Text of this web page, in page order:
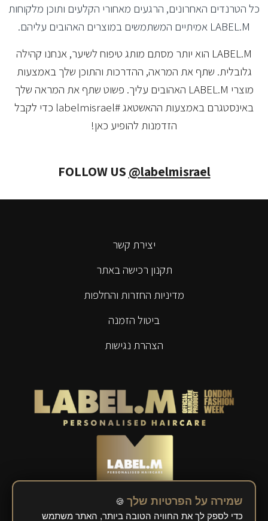
כל הטרנדים האחרונים, הרגעים מאחורי הקלעים ותוכן מלקוחות
LABEL.M אמיתיים המשתמשים במוצרים האהובים עליהם.
LABEL.M הוא יותר מסתם מותג טיפוח לשיער, אנחנו קהילה
גלובלית. שתף את המראה, ההדרכות והתוכן שלך באמצעות
מוצרי LABEL.M האהובים עליך. פשוט שתף את המראה שלך
באינסטגרם באמצעות ההאשטאג #labelmisrael כדי לקבל
הזדמנות להופיע כאן!
FOLLOW US @labelmisrael
יצירת קשר
תקנון רכישה באתר
מדיניות החזרות והחלפות
ביטול הזמנה
הצהרת נגישות
שמירה על הפרטיות שלך 🍪
כדי לספק לך את החוויה הטובה ביותר, האתר משתמש